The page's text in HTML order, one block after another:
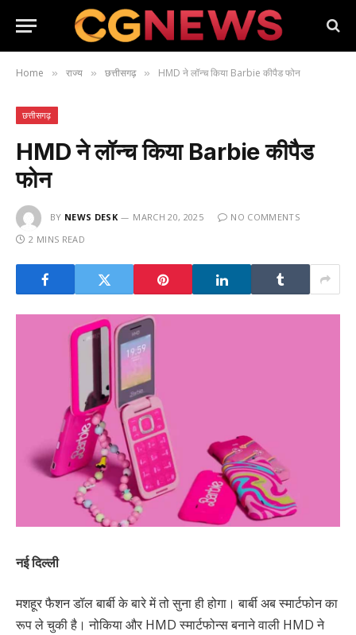
Home » राज्य » छत्तीसगढ़ » HMD ने लॉन्‍च किया Barbie कीपैड फोन
छत्तीसगढ़
HMD ने लॉन्‍च किया Barbie कीपैड
फोन
BY NEWS DESK MARCH 20, 2025
NO COMMENTS
2 MINS READ
नई दिल्ली
मशहूर फैशन डॉल बार्बी के बारे में तो सुना ही होगा। बार्बी अब स्‍मार्टफोन का
रूप ले चुकी है। नोकिया और HMD स्‍मार्टफोन्‍स बनाने वाली HMD ने